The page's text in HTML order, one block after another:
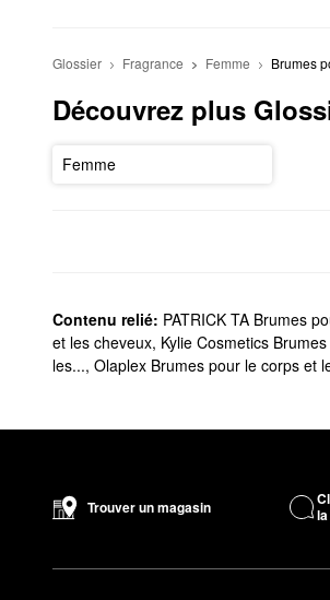
Glossier Fragrance Femme Brumes
Découvrez plus
Femme
Contenu relié: PATRICK TA Brumes
et les cheveux, Kylie Cosmetics
les..., Olaplex Brumes pour le corps et
Trouver un magasin